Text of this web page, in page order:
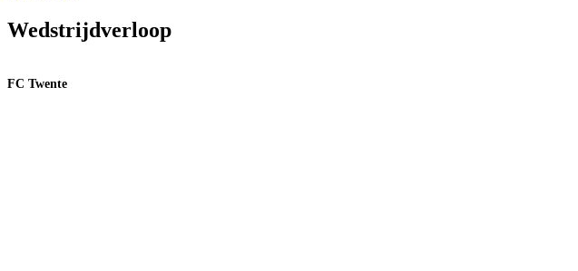
Wedstrijdverloop
FC Twente